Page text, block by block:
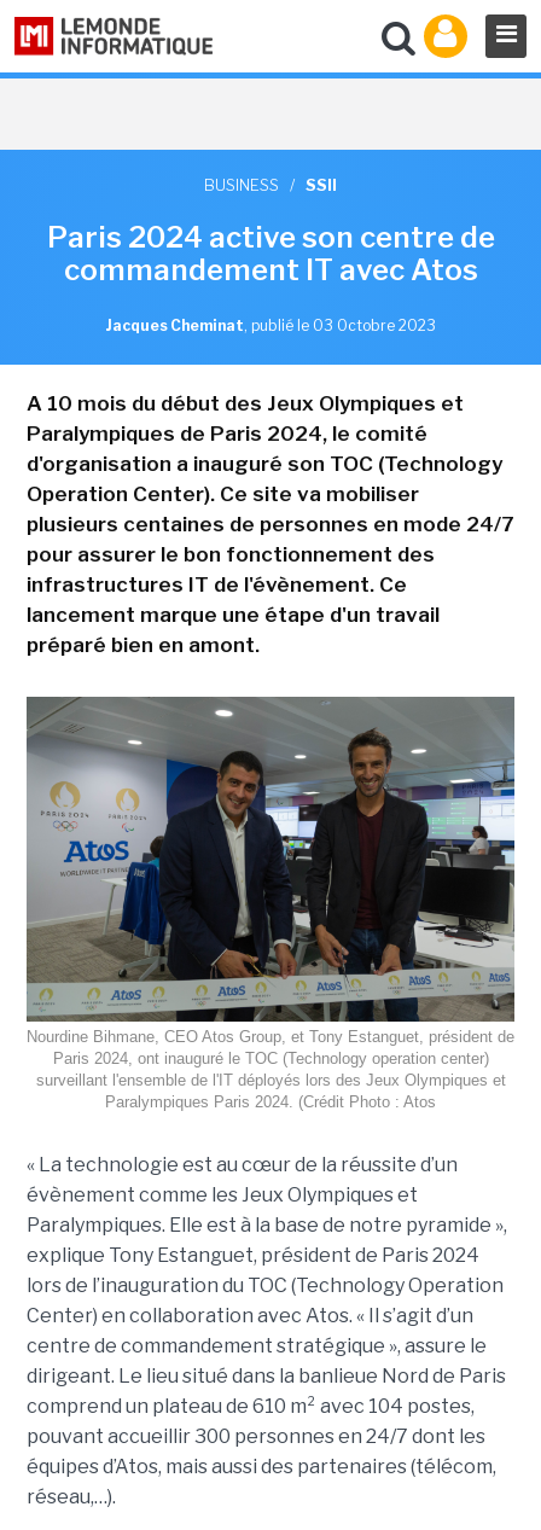
BUSINESS / SSII
Paris 2024 active son centre de
commandement IT avec Atos
Jacques Cheminat, publié le 03 Octobre 2023
A 10 mois du début des Jeux Olympiques et
Paralympiques de Paris 2024, le comité
d'organisation a inauguré son TOC (Technology
Operation Center). Ce site va mobiliser
plusieurs centaines de personnes en mode 24/7
pour assurer le bon fonctionnement des
infrastructures IT de l'évènement. Ce
lancement marque une étape d'un travail
préparé bien en amont.
Nourdine Bihmane, CEO Atos Group, et Tony Estanguet, président de
Paris 2024, ont inauguré le TOC (Technology operation center)
surveillant l'ensemble de l'IT déployés lors des Jeux Olympiques et
Paralympiques Paris 2024. (Crédit Photo : Atos
« La technologie est au cœur de la réussite d’un
évènement comme les Jeux Olympiques et
Paralympiques. Elle est à la base de notre pyramide »,
explique Tony Estanguet, président de Paris 2024
lors de l’inauguration du TOC (Technology Operation
Center) en collaboration avec Atos. « Il s’agit d’un
centre de commandement stratégique », assure le
dirigeant. Le lieu situé dans la banlieue Nord de Paris
comprend un plateau de 610 m² avec 104 postes,
pouvant accueillir 300 personnes en 24/7 dont les
équipes d’Atos, mais aussi des partenaires (télécom,
réseau,…).